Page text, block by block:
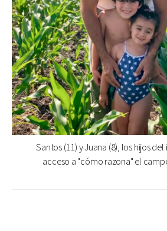
Santos (11) y Juana (8), los hijos
acceso a "cómo razona" el